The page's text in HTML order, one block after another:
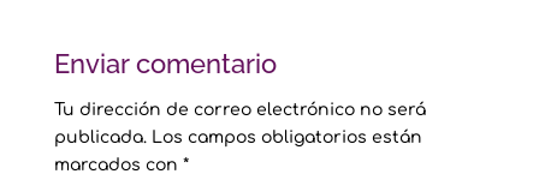
Enviar comentario
Tu dirección de correo electrónico no será
publicada. Los campos obligatorios están
marcados con *